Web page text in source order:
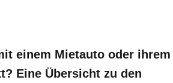
einem Mietauto oder ihrem
Eine Übersicht zu den